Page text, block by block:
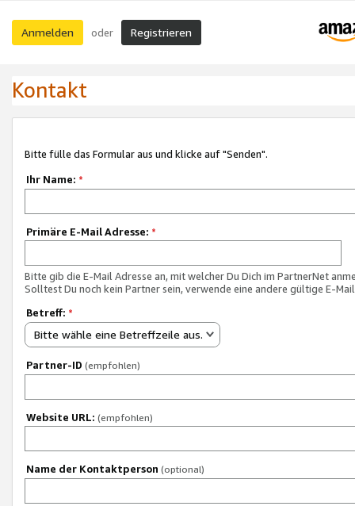
Anmelden oder Registrieren
Kontakt
Bitte fülle das Formular aus und klicke auf "Senden".
Ihr Name: *
Primäre E-Mail Adresse: *
Bitte gib die E-Mail Adresse an, mit welcher Du Dich im PartnerNet
Solltest Du noch kein Partner sein, verwende eine andere gültige E-
Betreff: *
Bitte wähle eine Betreffzeile aus.
Partner-ID (empfohlen)
Website URL: (empfohlen)
Name der Kontaktperson (optional)